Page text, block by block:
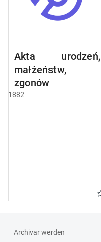
Akta urodzeń,
małżeństw,
zgonów
1882
Archivar werden